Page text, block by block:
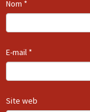
Nom *
E-mail *
Site web